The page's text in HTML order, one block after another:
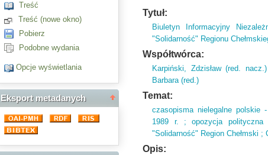
Treść
Treść (nowe okno)
Pobierz
Podobne wydania
Opcje wyświetlania
Eksport metadanych
Tytuł:
Biuletyn Informacyjny
"Solidarność" Regionu
Współtwórca:
Karpiński, Zdzisław (red.
Barbara (red.)
Temat:
czasopisma nielegalne polskie
1989 r. ; opozycja
"Solidarność" Region Chełmski ;
Opis: